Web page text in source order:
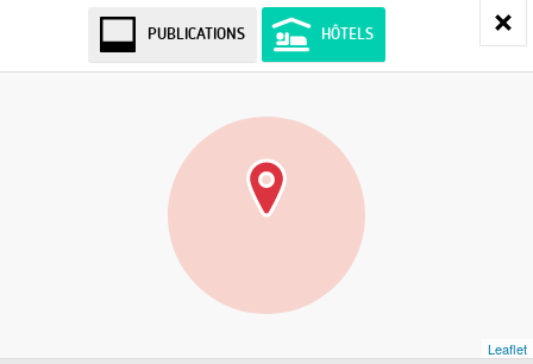
PUBLICATIONS HÔTELS
Leaflet